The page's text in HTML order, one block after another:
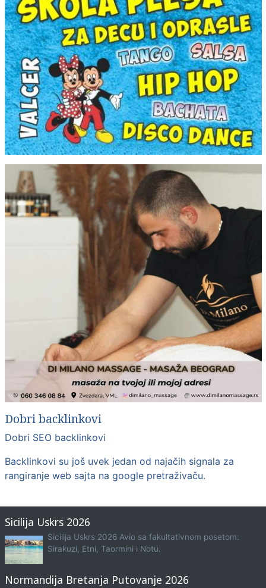
Dobri backlinkovi
Dobri SEO backlinkovi
Backlinkovi su još uvek jedan od najačih signala za
rangiranje web sajta na google pretraživaču.
Sicilija Uskrs 2026
Sicilija Uskrs 2026 Avio sa fakultativnom posetom:
Sirakuzi, Etni, Taormini i Notu.
Normandija Bretanja Putovanje 2026